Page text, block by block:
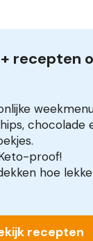
recepten
chocolade
proof!
hoe
recepten